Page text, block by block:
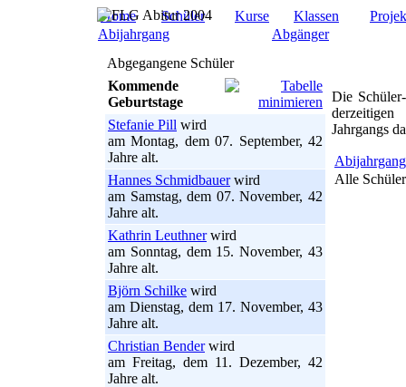
Home Schüler Kurse Klassen
Abijahrgang
Abgänger
Abgegangene Schüler
Kommende
Geburtstage
Stefanie Pill wird
am Montag, dem 07. September, 42
Jahre alt.
Hannes Schmidbauerwird
am Samstag, dem 07. November, 42
Jahre alt.
Kathrin Leuthnerwird
am Sonntag, dem 15. November, 43
Jahre alt.
Björn Schilke wird
am Dienstag, dem 17. November, 43
Jahre alt.
Christian Benderwird
am Freitag, dem 11. Dezember, 42
Jahre alt.
Die
Jahrgangs
Abijahrgang
Alle